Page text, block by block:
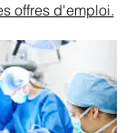
offres d'emploi.